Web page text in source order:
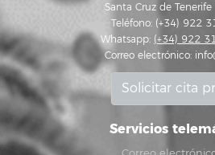
Santa Cruz de Tenerife
Teléfono: (+34) 922
Whatsapp: (+34) 922
Correo electrónico:
Solicitar cita
Servicios